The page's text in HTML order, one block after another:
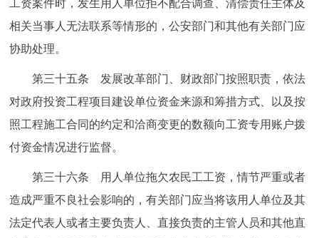
工资案件时，发生用人单位拒不配合调查、清偿责任主体及
相关当事人无法联系等情形的，公安部门和其他有关部门应
协助处理。
第三十五条 发展改革部门、财政部门按照职责，依法
对政府投资工程项目建设单位资金来源和筹措方式、以及按
照工程施工合同的约定和洽商变更的数额向工资专用账户拨
付资金情况进行监督。
第三十六条 用人单位拖欠农民工工资，情节严重或者
造成严重不良社会影响的，有关部门应当将该用人单位及其
法定代表人或者主要负责人、直接负责的主管人员和其他直